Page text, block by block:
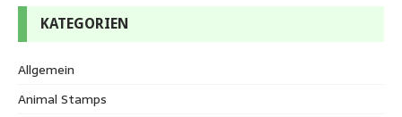
KATEGORIEN
Allgemein
Animal Stamps